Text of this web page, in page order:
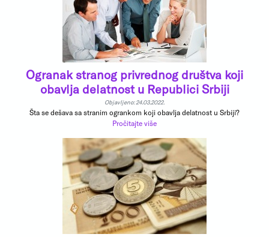
Ogranak stranog privrednog društva koji
obavlja delatnost u Republici Srbiji
Objavljeno: 24.03.2022.
Šta se dešava sa stranim ogrankom koji obavlja delatnost u Srbiji?
Pročitajte više